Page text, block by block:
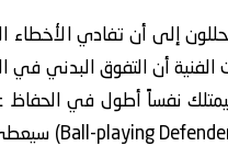
إلى أن تفادي
الفنية أن التفوق البدني في
نفساً أطول في الحفاظ